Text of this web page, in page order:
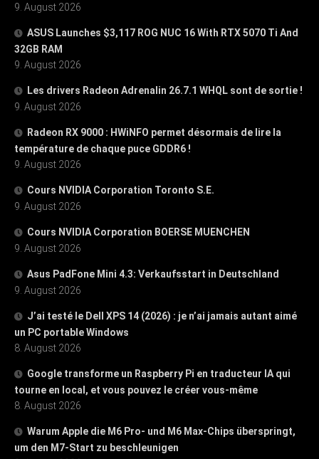
9. August 2026
ASUS Launches $3,117 ROG NUC 16 With RTX 5070 Ti And
32GB RAM
9. August 2026
Les drivers Radeon Adrenalin 26.7.1 WHQL sont de sortie !
9. August 2026
Radeon RX 9000 : HWiNFO permet désormais de lire la
température de chaque puce GDDR6 !
9. August 2026
Cours NVIDIA Corporation Toronto S.E.
9. August 2026
Cours NVIDIA Corporation BOERSE MUENCHEN
9. August 2026
Asus PadFone Mini 4.3: Verkaufsstart in Deutschland
9. August 2026
J’ai testé le Dell XPS 14 (2026) : je n’ai jamais autant aimé
un PC portable Windows
8. August 2026
Google transforme un Raspberry Pi en traducteur IA qui
tourne en local, et vous pouvez le créer vous-même
8. August 2026
Warum Apple die M6 Pro- und M6 Max-Chips überspringt,
um den M7-Start zu beschleunigen